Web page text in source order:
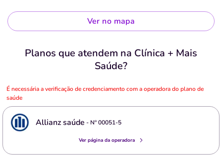
Ver no mapa
Planos que atendem na Clínica + Mais
Saúde?
É necessária a verificação de credenciamento com a operadora do plano de
saúde
Allianz saúde - Nº00051-5
Ver página da operadora